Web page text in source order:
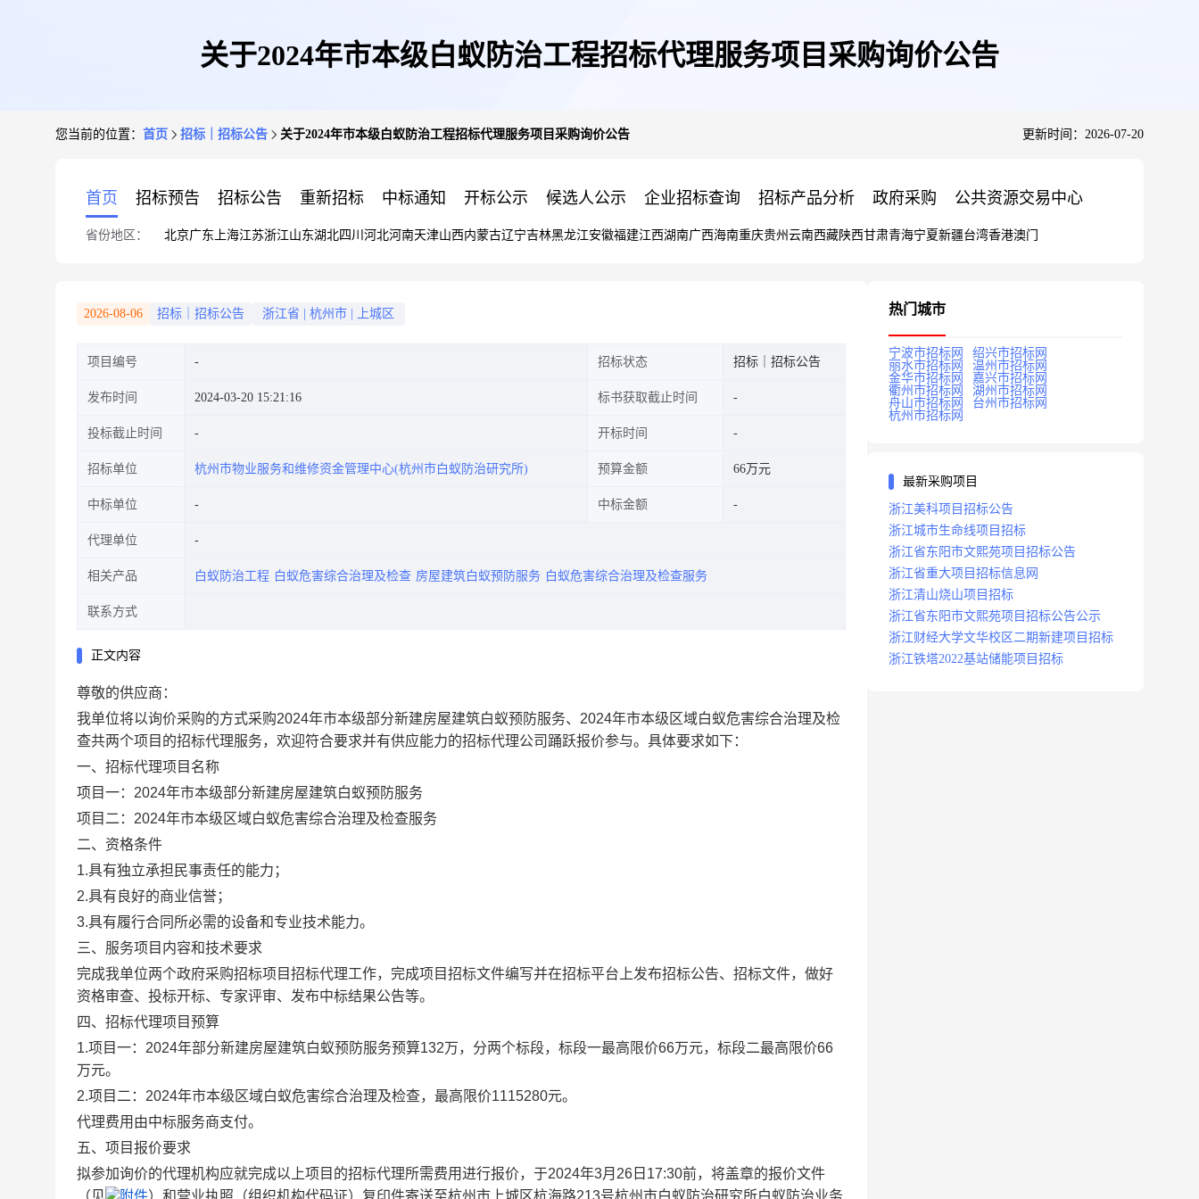
关于2024年市本级白蚁防治工程招标代理服务项目采购询价公告
您当前的位置： 首页 招标｜招标公告 关于2024年市本级白蚁防治工程招标代理服务项目采购询价公告 更新时间：2026-07-20
首页 招标预告 招标公告 重新招标 中标通知 开标公示 候选人公示 企业招标查询 招标产品分析 政府采购 公共资源交易中心
省份地区： 北京广东 上海江苏浙江山东湖北四川 河北河南天津山西内蒙古辽宁吉林黑龙江安徽福建江西湖南广西海南重庆贵州 云南西藏陕西甘肃青海宁夏新疆台湾香港澳门
2026-08-06 招标｜招标公告 浙江省 杭州市 上城区
项目编号 招标状态 招标｜招标公告
发布时间 2024-03-20 15:21:16 标书获取截止时间
投标截止时间 开标时间
招标单位 杭州市物业服务和维修资金管理中心(杭州市白蚁防治研究所) 预算金额 66万元
中标单位 中标金额
代理单位
相关产品 白蚁防治工程 白蚁危害综合治理及检查 房屋建筑白蚁预防服务 白蚁危害综合治理及检查服务
联系方式
正文内容
尊敬的供应商：
我单位将以询价采购的方式采购2024年市本级部分新建房屋建筑白蚁预防服务、2024年市本级区域白蚁危害综合治理及检
查共两个项目的招标代理服务，欢迎符合要求并有供应能力的招标代理公司踊跃报价参与。具体要求如下：
一、招标代理项目名称
项目一：2024年市本级部分新建房屋建筑白蚁预防服务
项目二：2024年市本级区域白蚁危害综合治理及检查服务
二、资格条件
1.具有独立承担民事责任的能力；
2.具有良好的商业信誉；
3.具有履行合同所必需的设备和专业技术能力。
三、服务项目内容和技术要求
完成我单位两个政府采购招标项目招标代理工作，完成项目招标文件编写并在招标平台上发布招标公告、招标文件，做好
资格审查、投标开标、专家评审、发布中标结果公告等。
四、招标代理项目预算
1.项目一：2024年部分新建房屋建筑白蚁预防服务预算132万，分两个标段，标段一最高限价66万元，标段二最高限价66
万元。
2.项目二：2024年市本级区域白蚁危害综合治理及检查，最高限价1115280元。
代理费用由中标服务商支付。
五、项目报价要求
拟参加询价的代理机构应就完成以上项目的招标代理所需费用进行报价，于2024年3月26日17:30前，将盖章的报价文件
（见
附件）和营业执照（组织机构代码证）复印件寄送至杭州市上城区杭海路213号杭州市白蚁防治研究所白蚁防治业务
热门城市
宁波市招标网
绍兴市招标网
丽水市招标网
温州市招标网
金华市招标网
嘉兴市招标网
衢州市招标网
湖州市招标网
舟山市招标网
台州市招标网
杭州市招标网
最新采购项目
浙江美科项目招标公告
浙江城市生命线项目招标
浙江省东阳市文熙苑项目招标公告
浙江省重大项目招标信息网
浙江清山烧山项目招标
浙江省东阳市文熙苑项目招标公告公示
浙江财经大学文华校区二期新建项目招标
浙江铁塔2022基站储能项目招标